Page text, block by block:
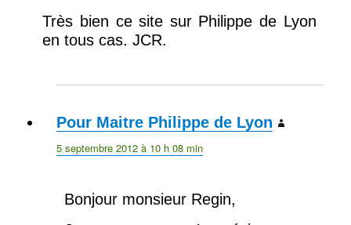
Très bien ce site sur Philippe de Lyon
en tous cas. JCR.
Pour Maitre Philippe de Lyon
5 septembre 2012 à 10 h 08 min
Bonjour monsieur Regin,